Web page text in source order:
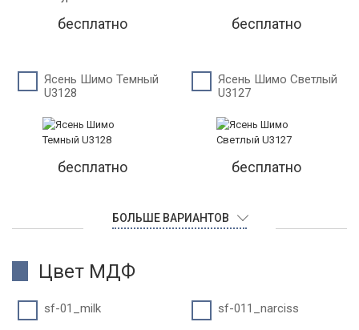
бесплатно бесплатно
Ясень Шимо Темный
U3128
бесплатно
Ясень Шимо Светлый
U3127
бесплатно
БОЛЬШЕ ВАРИАНТОВ
Цвет МДФ
sf-01_milk sf-011_narciss